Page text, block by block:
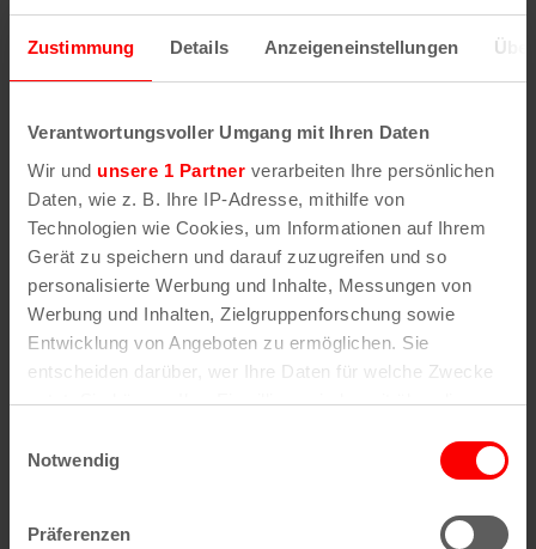
Zustimmung Details Anzeigeneinstellungen
Verantwortungsvoller Umgang mit Ihren Daten
Wir und unsere 1 Partner verarbeiten Ihre persönlichen
Daten, wie z. B. Ihre IP-Adresse, mithilfe von
Technologien wie Cookies, um Informationen auf Ihrem
Gerät zu speichern und darauf zuzugreifen und so
personalisierte Werbung und Inhalte, Messungen von
Werbung und Inhalten, Zielgruppenforschung sowie
Entwicklung von Angeboten zu ermöglichen. Sie
entscheiden darüber, wer Ihre Daten für welche Zwecke
nutzt. Sie können Ihre Einwilligung jederzeit über die
Trigger Symbol ändern oder widerrufen
Notwendig
Präferenzen
Parkhaus-Basisdaten 05.12.2025 11:05, Belegungsdaten-